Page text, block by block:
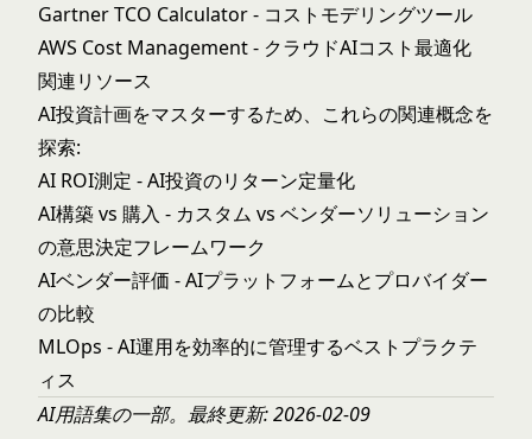
Gartner TCO Calculator- コストモデリングツール
AWS Cost Management- クラウドAIコスト最適化
関連リソース
AI投資計画をマスターするため、これらの関連概念を
探索:
AI ROI測定 - AI投資のリターン定量化
AI構築 vs 購入 - カスタム vs ベンダーソリューション
の意思決定フレームワーク
AIベンダー評価 - AIプラットフォームとプロバイダー
の比較
MLOps - AI運用を効率的に管理するベストプラクテ
ィス
AI用語集の一部。最終更新: 2026-02-09